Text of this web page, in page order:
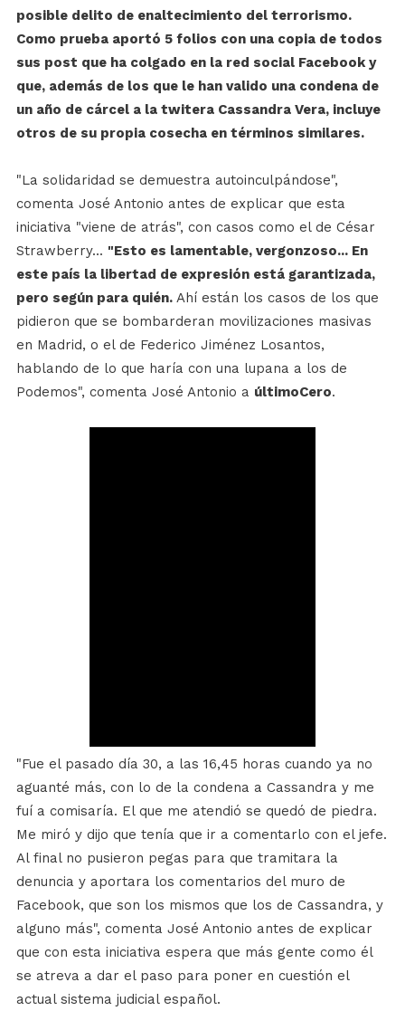
posible delito de enaltecimiento del terrorismo.
Como prueba aportó 5 folios con una copia de todos
sus post que ha colgado en la red social Facebook y
que, además de los que le han valido una condena de
un año de cárcel a la twitera Cassandra Vera, incluye
otros de su propia cosecha en términos similares.
"La solidaridad se demuestra autoinculpándose",
comenta José Antonio antes de explicar que esta
iniciativa "viene de atrás", con casos como el de César
Strawberry... "Esto es lamentable, vergonzoso... En
este país la libertad de expresión está garantizada,
pero según para quién.Ahí están los casos de los que
pidieron que se bombarderan movilizaciones masivas
en Madrid, o el de Federico Jiménez Losantos,
hablando de lo que haría con una lupana a los de
Podemos", comenta José Antonio a últimoCero.
"Fue el pasado día 30, a las 16,45 horas cuando ya no
aguanté más, con lo de la condena a Cassandra y me
fuí a comisaría. El que me atendió se quedó de piedra.
Me miró y dijo que tenía que ir a comentarlo con el jefe.
Al final no pusieron pegas para que tramitara la
denuncia y aportara los comentarios del muro de
Facebook, que son los mismos que los de Cassandra, y
alguno más", comenta José Antonio antes de explicar
que con esta iniciativa espera que más gente como él
se atreva a dar el paso para poner en cuestión el
actual sistema judicial español.